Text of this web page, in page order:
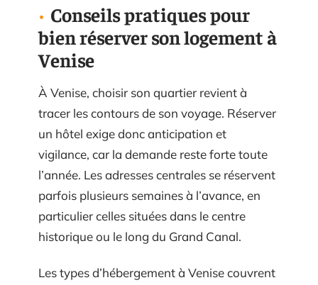
Conseils pratiques pour
bien réserver son logement à
Venise
À Venise, choisir son quartier revient à
tracer les contours de son voyage. Réserver
un hôtel exige donc anticipation et
vigilance, car la demande reste forte toute
l’année. Les adresses centrales se réservent
parfois plusieurs semaines à l’avance, en
particulier celles situées dans le centre
historique ou le long du Grand Canal.
Les types d’hébergement à Venise couvrent